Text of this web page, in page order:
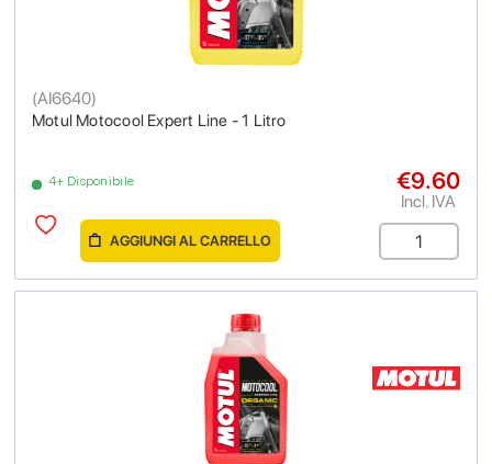
Motul Motocool Expert Line - 1 Litro
(AI6640)
4+ Disponibile €9.60
Incl. IVA
AGGIUNGI AL CARRELLO